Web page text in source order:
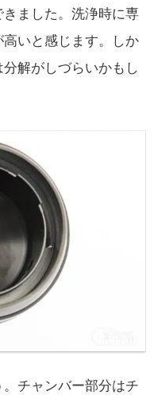
ました。洗浄時に専
いと感じます。しか
解がしづらいかもし
チャンバー部分はチ